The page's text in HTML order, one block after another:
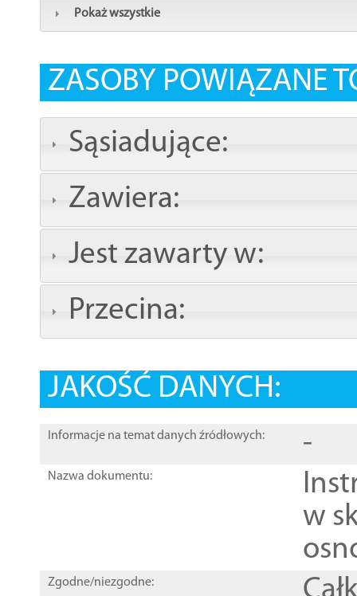
Pokaż wszystkie
ZASOBY POWIĄZANE
Sąsiadujące:
Zawiera:
Jest zawarty w:
Przecina:
JAKOŚĆ DANYCH:
Informacje na temat danych źródłowych: -
Nazwa dokumentu:
w
Zgodne/niezgodne: